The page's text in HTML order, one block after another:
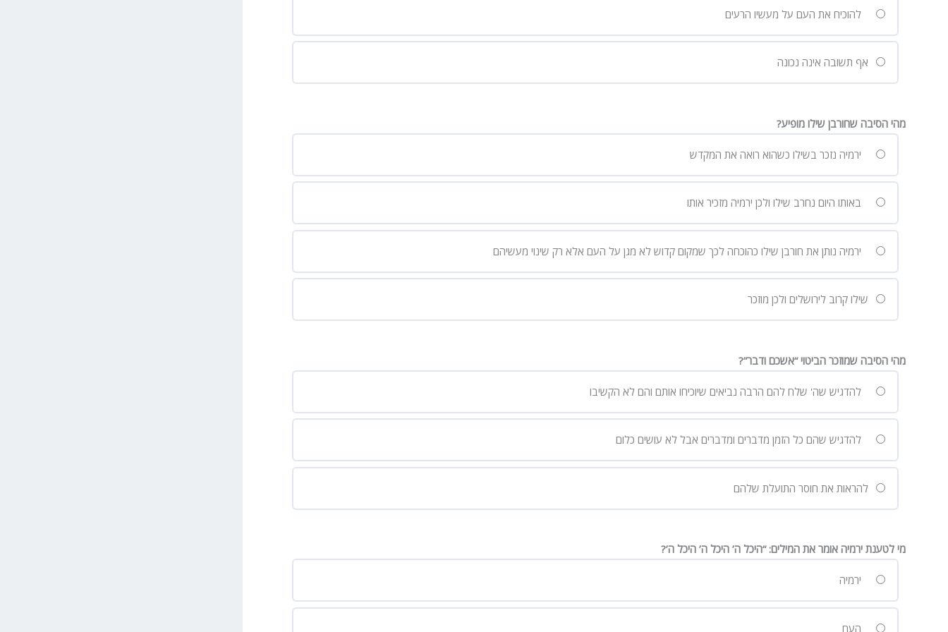
להוכיח את העם על מעשיו הרעים
אף תשובה אינה נכונה
מהי הסיבה שחורבן שילו מופיע?
ירמיה נזכר בשילו כשהוא רואה את המקדש
באותו היום נחרב שילו ולכן ירמיה מזכיר אותו
ירמיה נותן את חורבן שילו כהוכחה לכך שמקום קדוש לא מגן על העם אלא רק שינוי מעשיהם
שילו קרוב לירושלים ולכן מוזכר
מהי הסיבה שמוזכר הביטוי “אשכם ודבר”?
להדגיש שה' שלח להם הרבה נביאים שיוכיחו אותם והם לא הקשיבו
להדגיש שהם כל הזמן מדברים ומדברים אבל לא עושים כלום
להראות את חוסר התועלת שלהם
מי לטענת ירמיה אומר את המילים: “היכל ה’ היכל ה’ היכל ה’?
ירמיה
העם